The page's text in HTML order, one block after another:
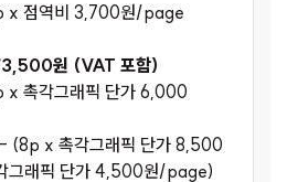
x 점역비 3,700원/page
원 (VAT 포함)
촉각그래픽 단가 6,000
(8p x 촉각그래픽 단가 8,500
래픽 단가 4,500원/page)